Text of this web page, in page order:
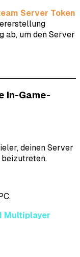
Server Token
ab, um den Server
In-Game-
deinen Server
Multiplayer